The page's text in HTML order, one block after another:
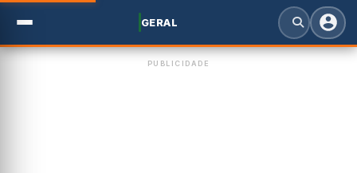
GERAL
PUBLICIDADE